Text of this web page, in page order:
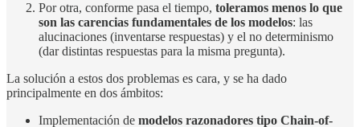
Por otra, conforme pasa el tiempo, toleramos menos lo que
son las carencias fundamentales de los modelos: las
alucinaciones (inventarse respuestas) y el no determinismo
(dar distintas respuestas para la misma pregunta).
La solución a estos dos problemas es cara, y se ha dado
principalmente en dos ámbitos:
Implementación de modelos razonadores tipo Chain-of-